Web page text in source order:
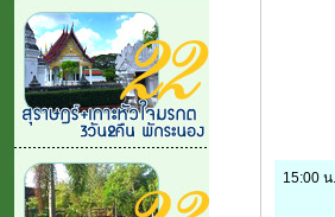
15:00 น.